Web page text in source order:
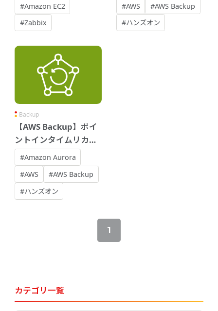
#Amazon EC2
#Zabbix
#AWS
#AWS Backup
#ハンズオン
Backup
【AWS Backup】ポイ
ントインタイムリカバ
リ機能を有効にした際
のRDSのバックアップ
ウィンドウについて
#Amazon Aurora
#AWS
#AWS Backup
#ハンズオン
1
カテゴリ一覧